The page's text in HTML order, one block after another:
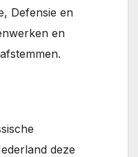
Defensie en
en
deze